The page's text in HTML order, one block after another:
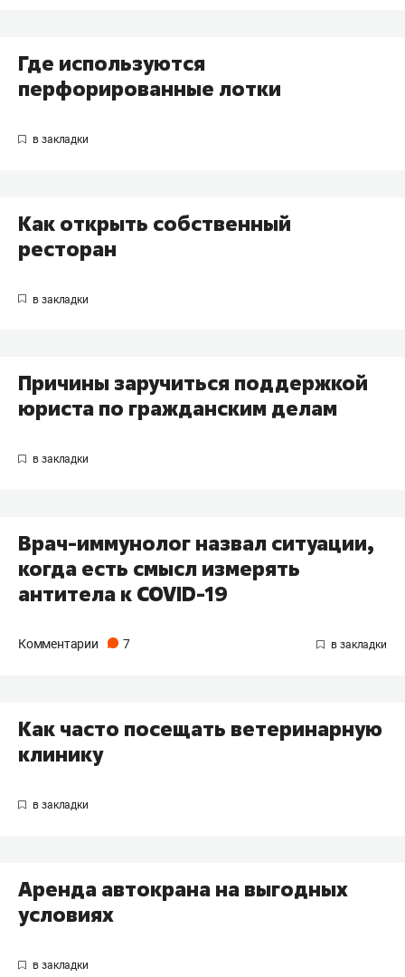
Где используются
перфорированные лотки
Как открыть собственный
ресторан
Причины заручиться поддержкой
юриста по гражданским делам
Врач-иммунолог назвал ситуации,
когда есть смысл измерять
антитела к COVID-19
Комментарии 7
Как часто посещать ветеринарную
клинику
Аренда автокрана на выгодных
условиях